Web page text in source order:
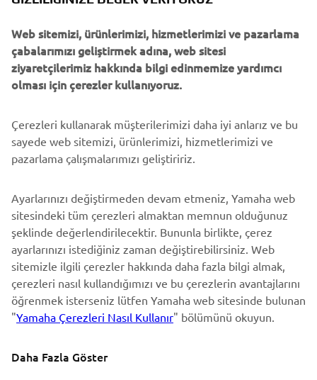
DAHA FAZLA YAMAHA
DESTEK
BÜLTEN
En son fırsatları, özel etkinlikleri, yeni çıkan ürünleri ve daha
fazlasını ilk öğrenen siz olun
ABONE OL
Gizlilik Politikamızı okuyarak kişisel verilerinizi nasıl işlediğimizi
öğrenebilirsiniz:
Gizlilik Politikası
Web sitemizi, ürünlerimizi, hizmetlerimizi ve pazarlama
çabalarımızı geliştirmek adına, web sitesi
ziyaretçilerimiz hakkında bilgi edinmemize yardımcı
olması için çerezler kullanıyoruz.
Çerezleri kullanarak müşterilerimizi daha iyi anlarız ve bu
sayede web sitemizi, ürünlerimizi, hizmetlerimizi ve
pazarlama çalışmalarımızı geliştiririz.
Ayarlarınızı değiştirmeden devam etmeniz, Yamaha web
sitesindeki tüm çerezleri almaktan memnun olduğunuz
şeklinde değerlendirilecektir. Bununla birlikte, çerez
ayarlarınızı istediğiniz zaman değiştirebilirsiniz. Web
sitemizle ilgili çerezler hakkında daha fazla bilgi almak,
çerezleri nasıl kullandığımızı ve bu çerezlerin avantajlarını
öğrenmek isterseniz lütfen Yamaha web sitesinde bulunan
"Yamaha Çerezleri Nasıl Kullanır" bölümünü okuyun.
Daha Fazla Göster